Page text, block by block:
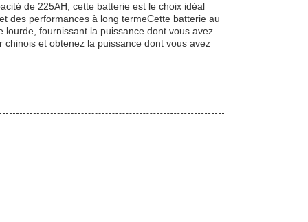
de 225AH, cette batterie est le choix idéal
des performances à long termeCette batterie au
fournissant la puissance dont vous avez
et obtenez la puissance dont vous avez